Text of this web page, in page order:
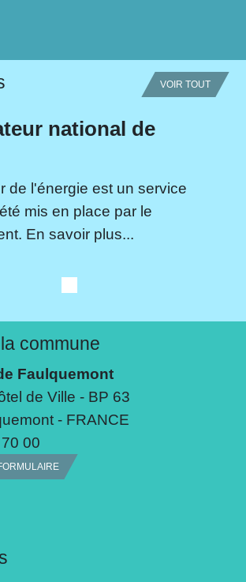
VOIR TOUT
national de
de l'énergie est un service
mis en place par le
En savoir plus...
commune
Faulquemont
de Ville - BP 63
- FRANCE
00